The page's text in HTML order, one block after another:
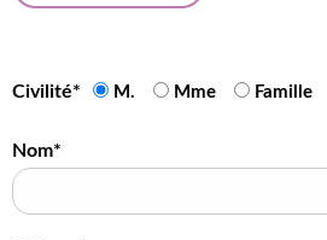
Civilité* M. Mme Famille
Nom*